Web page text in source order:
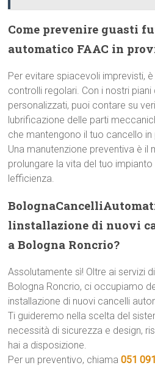
Come prevenire guasti
automatico FAAC in
Per evitare spiacevoli imprevisti,
controlli regolari. Con i nostri piani
personalizzati, puoi contare su
lubrificazione delle parti
che mantengono il tuo cancello
Una manutenzione preventiva è il
prolungare la vita del tuo impianto
lefficienza.
linstallazione di nuovi
a Bologna Roncrio?
Assolutamente sì! Oltre ai servizi
Bologna Roncrio, ci occupiamo
installazione di nuovi cancelli
Ti guideremo nella scelta del
necessità di sicurezza e design,
hai a disposizione.
Per un preventivo, chiama051